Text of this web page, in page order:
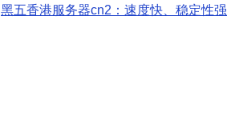
黑五香港服务器cn2：速度快、稳定性强